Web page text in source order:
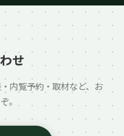
せ
内覧予約・取材など、お
。